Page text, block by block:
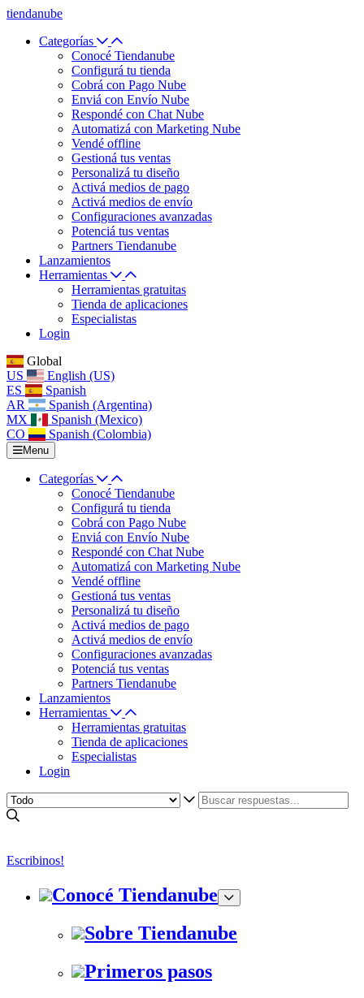
tiendanube
Categorías
Conocé Tiendanube
Configurá tu tienda
Cobrá con Pago Nube
Enviá con Envío Nube
Respondé con Chat Nube
Automatizá con Marketing Nube
Vendé offline
Gestioná tus ventas
Personalizá tu diseño
Activá medios de pago
Activá medios de envío
Configuraciones avanzadas
Potenciá tus ventas
Partners Tiendanube
Lanzamientos
Herramientas
Herramientas gratuitas
Tienda de aplicaciones
Especialistas
Login
Global
US
English (US)
ES
Spanish
AR
Spanish (Argentina)
MX
Spanish (Mexico)
CO
Spanish (Colombia)
Menu
Categorías
Conocé Tiendanube
Configurá tu tienda
Cobrá con Pago Nube
Enviá con Envío Nube
Respondé con Chat Nube
Automatizá con Marketing Nube
Vendé offline
Gestioná tus ventas
Personalizá tu diseño
Activá medios de pago
Activá medios de envío
Configuraciones avanzadas
Potenciá tus ventas
Partners Tiendanube
Lanzamientos
Herramientas
Herramientas gratuitas
Tienda de aplicaciones
Especialistas
Login
Escribinos!
Conocé Tiendanube
Sobre Tiendanube
Primeros pasos